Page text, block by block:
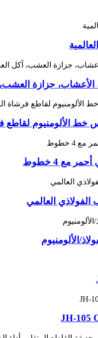
الأعشاب، جزازة
الألومنيوم لقاطع